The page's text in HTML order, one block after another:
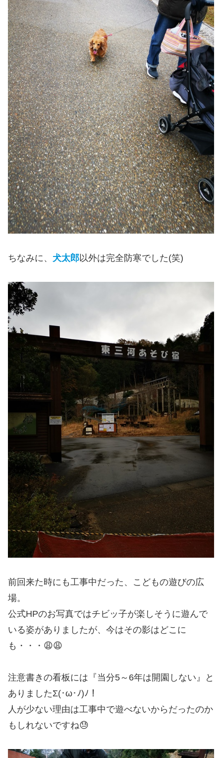
ちなみに、 犬太郎以外は完全防寒でした(笑)
前回来た時にも工事中だった、こどもの遊びの広
場。
公式HPのお写真ではチビッ子が楽しそうに遊んで
いる姿がありましたが、今はその影はどこに
も・・・😩😩
注意書きの看板には『当分5～6年は開園しない』と
ありましたΣ(･ω･ﾉ)ﾉ！
人が少ない理由は工事中で遊べないからだったのか
もしれないですね😓